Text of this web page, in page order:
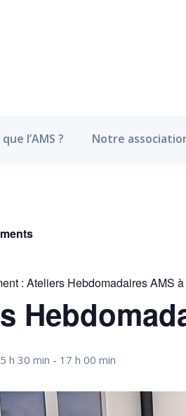
l’AMS ? Notre
: Ateliers Hebdomadaires AMS
h 30 min - 17 h 00 min